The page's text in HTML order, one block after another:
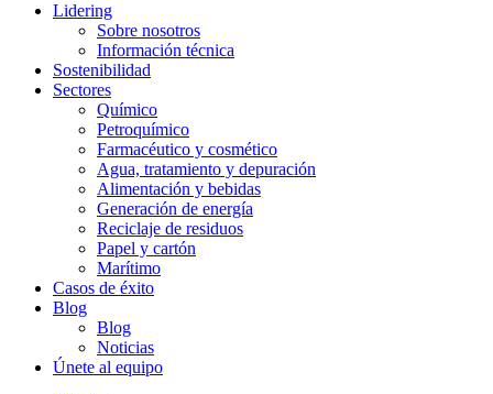
Lidering
Sobre nosotros
Información técnica
Sostenibilidad
Sectores
Químico
Petroquímico
Farmacéutico y cosmético
Agua, tratamiento y depuración
Alimentación y bebidas
Generación de energía
Reciclaje de residuos
Papel y cartón
Marítimo
Casos de éxito
Blog
Blog
Noticias
Únete al equipo